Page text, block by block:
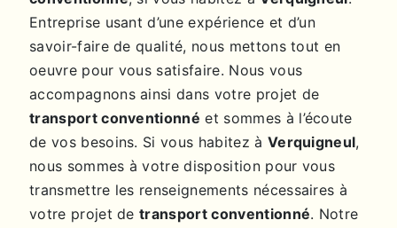
Entreprise usant d’une expérience et d’un
savoir-faire de qualité, nous mettons tout en
oeuvre pour vous satisfaire. Nous vous
accompagnons ainsi dans votre projet de
transport conventionné et sommes à l’écoute
de vos besoins. Si vous habitez à Verquigneul,
nous sommes à votre disposition pour vous
transmettre les renseignements nécessaires à
votre projet detransport conventionné. Notre